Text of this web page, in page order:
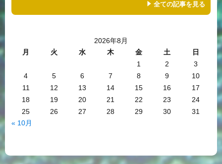
全ての記事を見る
2026年8月
月
火 水 木 金 土
日
1
2
3
4
5 6 7 8 9
10
11
12 13 14 15 16
17
18
19 20 21 22 23
24
25
26 27 28 29 30
31
« 10月